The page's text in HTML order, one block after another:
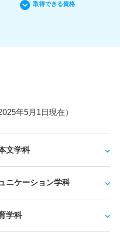
取得できる資格
年5月1日現在）
文学科
ニケーション学科
学科